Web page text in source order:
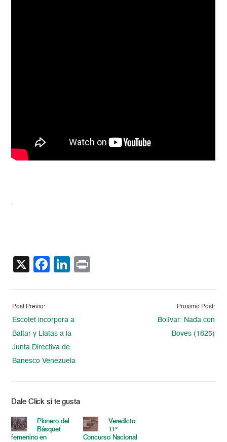
X Facebook
LinkedIn
Post Previo:
Escotet incorpora a
Baltar y Llatas a la
Junta Directiva de
Banesco Venezuela
Proximo Post:
Bolívar: Nada con
Boves (1825)
Dale Click si te gusta
Pionero del
Básquet
femenino en
Veredicto
11°
Concurso Nacional